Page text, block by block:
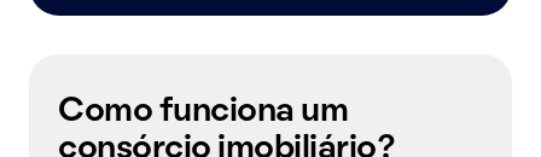
Como funciona um
consórcio imobiliário?